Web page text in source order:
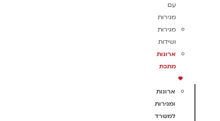
עם
מגירות
מגירות
ושידות
ארונות
מתכת
ארונות
ומגירות
למשרד